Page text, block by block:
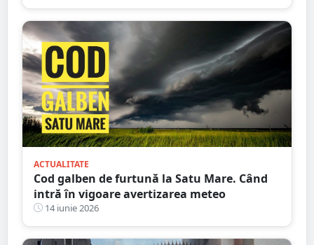
ACTUALITATE
Cod galben de furtună la Satu Mare. Când
intră în vigoare avertizarea meteo
14 iunie 2026